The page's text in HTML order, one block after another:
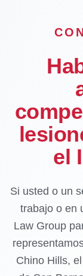
el
Si usted o un
trabajo o en
Law Group
Chino Hills,